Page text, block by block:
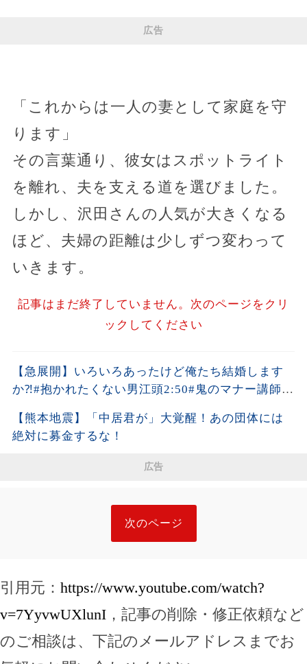
広告
「これからは一人の妻として家庭を守
ります」
その言葉通り、彼女はスポットライト
を離れ、夫を支える道を選びました。
しかし、沢田さんの人気が大きくなる
ほど、夫婦の距離は少しずつ変わって
いきます。
記事はまだ終了していません。次のページをクリ
ックしてください
【急展開】いろいろあったけど俺たち結婚します
か⁈#抱かれたくない男江頭2:50#鬼のマナー講師平
【熊本地震】「中居君が」大覚醒！あの団体には
絶対に募金するな！
広告
次のページ
引用元： https://www.youtube.com/watch?
v=7YyvwUXlunI ，記事の削除・修正依頼など
のご相談は、下記のメールアドレスまでお